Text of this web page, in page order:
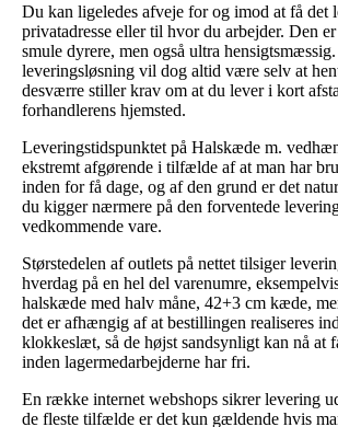
Du kan ligeledes afveje for og imod at få det
privatadresse eller til hvor du arbejder. Den
smule dyrere, men også ultra
leveringsløsning vil dog altid være selv at
desværre stiller krav om at du lever i kort
forhandlerens hjemsted.
Leveringstidspunktet på Halskæde m.
ekstremt afgørende i tilfælde af at man har
inden for få dage, og af den grund er det
du kigger nærmere på den forventede
vedkommende vare.
Størstedelen af outlets på nettet tilsiger
hverdag på en hel del varenumre,
halskæde med halv måne, 42+3 cm kæde,
det er afhængig af at bestillingen realiseres
klokkeslæt, så de højst sandsynligt kan nå at
inden lagermedarbejderne har fri.
En række internet webshops sikrer levering
de fleste tilfælde er det kun gældende hvis